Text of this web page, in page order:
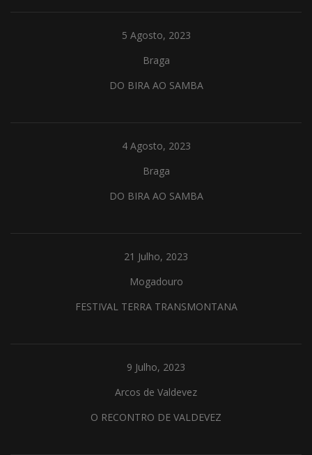
5 Agosto, 2023
Braga
DO BIRA AO SAMBA
4 Agosto, 2023
Braga
DO BIRA AO SAMBA
21 Julho, 2023
Mogadouro
FESTIVAL TERRA TRANSMONTANA
9 Julho, 2023
Arcos de Valdevez
O RECONTRO DE VALDEVEZ